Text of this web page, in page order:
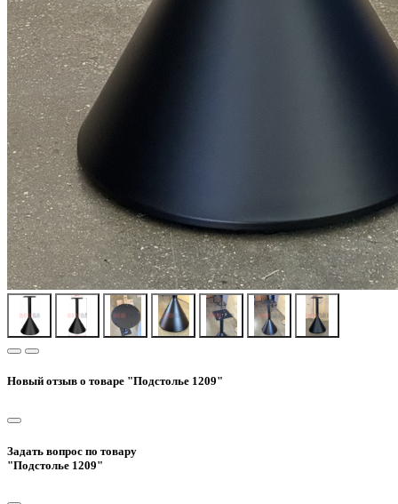
Новый отзыв о товаре "Подстолье 1209"
Задать вопрос по товару
"Подстолье 1209"